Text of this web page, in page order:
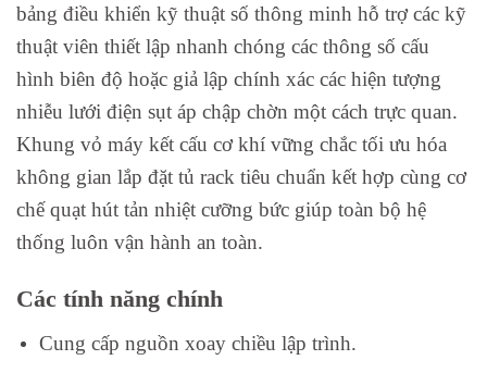
bảng điều khiển kỹ thuật số thông minh hỗ trợ các kỹ
thuật viên thiết lập nhanh chóng các thông số cấu
hình biên độ hoặc giả lập chính xác các hiện tượng
nhiễu lưới điện sụt áp chập chờn một cách trực quan.
Khung vỏ máy kết cấu cơ khí vững chắc tối ưu hóa
không gian lắp đặt tủ rack tiêu chuẩn kết hợp cùng cơ
chế quạt hút tản nhiệt cưỡng bức giúp toàn bộ hệ
thống luôn vận hành an toàn.
Các tính năng chính
Cung cấp nguồn xoay chiều lập trình.